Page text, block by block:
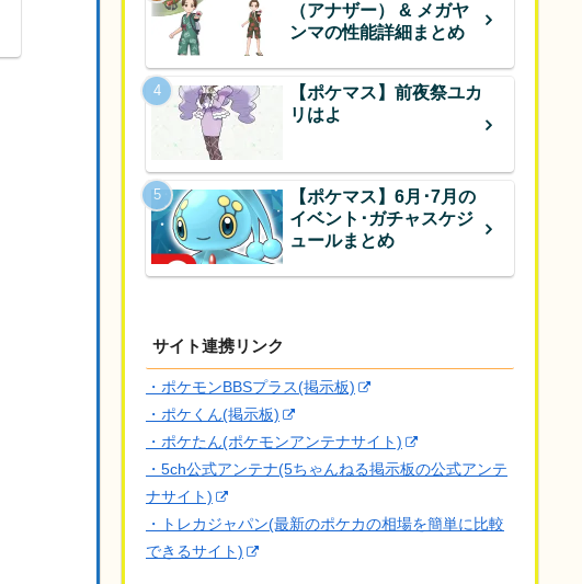
（アナザー） & メガヤ
ンマの性能詳細まとめ
【ポケマス】前夜祭ユカ
リはよ
【ポケマス】6月･7月の
イベント･ガチャスケジ
ュールまとめ
サイト連携リンク
・ポケモンBBSプラス(掲示板)
・ポケくん(掲示板)
・ポケたん(ポケモンアンテナサイト)
・5ch公式アンテナ(5ちゃんねる掲示板の公式アンテ
ナサイト)
・トレカジャパン(最新のポケカの相場を簡単に比較
できるサイト)